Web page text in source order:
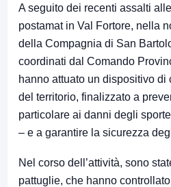
A seguito dei recenti assalti
postamat in Val Fortore, nella
della Compagnia di San
coordinati dal Comando
hanno attuato un dispositivo
del territorio, finalizzato a
particolare ai danni degli
– e a garantire la sicurezza
Nel corso dell’attività, sono
pattuglie, che hanno